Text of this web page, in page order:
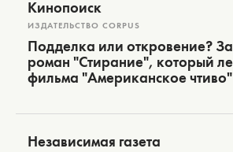
Кинопоиск
ИЗДАТЕЛЬСТВО CORPUS
Подделка или откровение?
роман "Стирание", который
фильма "Американское чтиво"
Независимая газета